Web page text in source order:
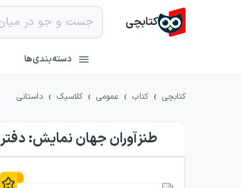
کتابچی
دسته‌بندی‌ها
کتابچی › کتاب › عمومی › کلاسیک › داستانی
طنزآوران جهان نمایش: